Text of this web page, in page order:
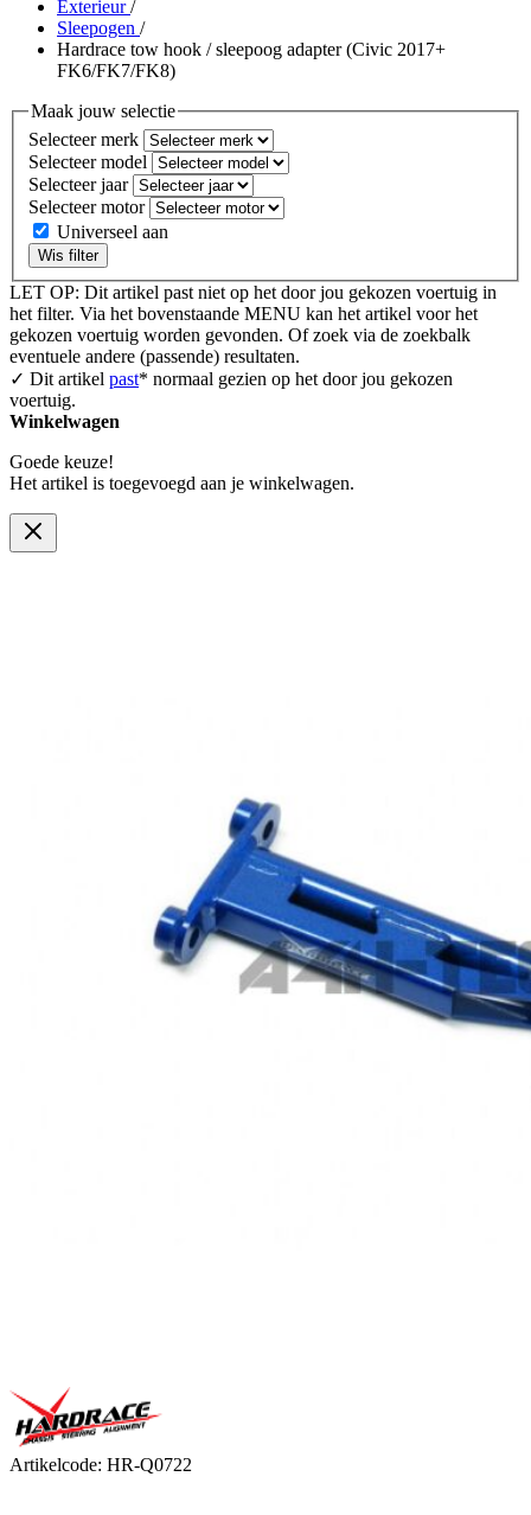
Exterieur/
Sleepogen /
Hardrace tow hook / sleepoog adapter (Civic 2017+
FK6/FK7/FK8)
Maak jouw selectie
Selecteer merk
Selecteer model
Selecteer jaar
Selecteer motor
Universeel aan
Wis filter
LET OP: Dit artikel past niet op het door jou gekozen voertuig in
het filter. Via het bovenstaande MENU kan het artikel voor het
gekozen voertuig worden gevonden. Of zoek via de zoekbalk
eventuele andere (passende) resultaten.
✓ Dit artikel past* normaal gezien op het door jou gekozen
voertuig.
Winkelwagen
Goede keuze!
Het artikel is toegevoegd aan je winkelwagen.
Artikelcode: HR-Q0722